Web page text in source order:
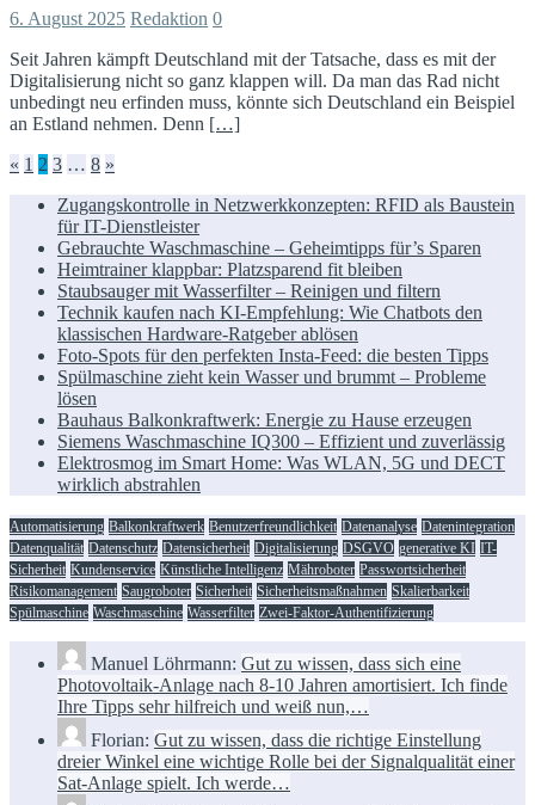
6. August 2025 Redaktion 0
Seit Jahren kämpft Deutschland mit der Tatsache, dass es mit der
Digitalisierung nicht so ganz klappen will. Da man das Rad nicht
unbedingt neu erfinden muss, könnte sich Deutschland ein Beispiel
an Estland nehmen. Denn […]
Seitennummerierung
der
Beiträge
« 1 2 3 … 8 »
Zugangskontrolle in Netzwerkkonzepten: RFID als Baustein
für IT-Dienstleister
Gebrauchte Waschmaschine – Geheimtipps für’s Sparen
Heimtrainer klappbar: Platzsparend fit bleiben
Staubsauger mit Wasserfilter – Reinigen und filtern
Technik kaufen nach KI-Empfehlung: Wie Chatbots den
klassischen Hardware-Ratgeber ablösen
Foto-Spots für den perfekten Insta-Feed: die besten Tipps
Spülmaschine zieht kein Wasser und brummt – Probleme
lösen
Bauhaus Balkonkraftwerk: Energie zu Hause erzeugen
Siemens Waschmaschine IQ300 – Effizient und zuverlässig
Elektrosmog im Smart Home: Was WLAN, 5G und DECT
wirklich abstrahlen
Automatisierung Balkonkraftwerk Benutzerfreundlichkeit Datenanalyse Datenintegration
Datenqualität Datenschutz Datensicherheit Digitalisierung DSGVO generative KI IT-
Sicherheit Kundenservice Künstliche Intelligenz Mähroboter Passwortsicherheit
Risikomanagement Saugroboter Sicherheit Sicherheitsmaßnahmen Skalierbarkeit
Spülmaschine Waschmaschine Wasserfilter Zwei-Faktor-Authentifizierung
Manuel Löhrmann: Gut zu wissen, dass sich eine
Photovoltaik-Anlage nach 8-10 Jahren amortisiert. Ich finde
Ihre Tipps sehr hilfreich und weiß nun,…
Florian: Gut zu wissen, dass die richtige Einstellung
dreier Winkel eine wichtige Rolle bei der Signalqualität einer
Sat-Anlage spielt. Ich werde…